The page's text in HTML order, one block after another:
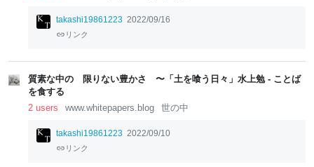
takashi19861223 2022/09/16
リンク
質素な中の 限りない豊かさ 〜「土を喰う日々」水上勉 - ことば
を食する
2 users
www.whitepapers.blog 世の中
takashi19861223 2022/09/10
リンク